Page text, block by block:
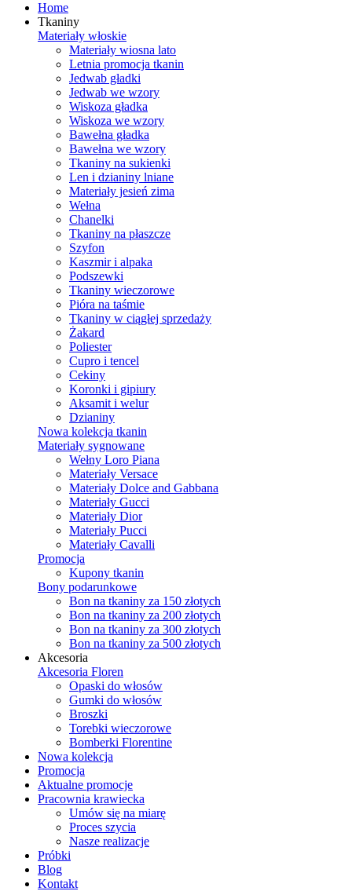
Home
Tkaniny
Materiały włoskie
Materiały wiosna lato
Letnia promocja tkanin
Jedwab gładki
Jedwab we wzory
Wiskoza gładka
Wiskoza we wzory
Bawełna gładka
Bawełna we wzory
Tkaniny na sukienki
Len i dzianiny lniane
Materiały jesień zima
Wełna
Chanelki
Tkaniny na płaszcze
Szyfon
Kaszmir i alpaka
Podszewki
Tkaniny wieczorowe
Pióra na taśmie
Tkaniny w ciągłej sprzedaży
Żakard
Poliester
Cupro i tencel
Cekiny
Koronki i gipiury
Aksamit i welur
Dzianiny
Nowa kolekcja tkanin
Materiały sygnowane
Wełny Loro Piana
Materiały Versace
Materiały Dolce and Gabbana
Materiały Gucci
Materiały Dior
Materiały Pucci
Materiały Cavalli
Promocja
Kupony tkanin
Bony podarunkowe
Bon na tkaniny za 150 złotych
Bon na tkaniny za 200 złotych
Bon na tkaniny za 300 złotych
Bon na tkaniny za 500 złotych
Akcesoria
Akcesoria Floren
Opaski do włosów
Gumki do włosów
Broszki
Torebki wieczorowe
Bomberki Florentine
Nowa kolekcja
Promocja
Aktualne promocje
Pracownia krawiecka
Umów się na miarę
Proces szycia
Nasze realizacje
Próbki
Blog
Kontakt